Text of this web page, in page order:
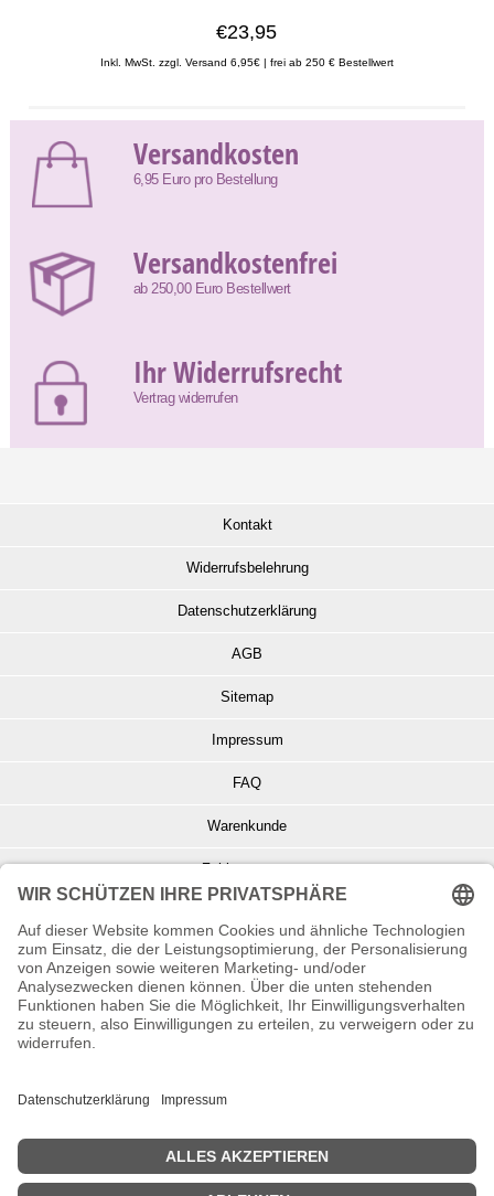
€23,95
Inkl. MwSt. zzgl. Versand 6,95€ | frei ab 250 € Bestellwert
Versandkosten
6,95 Euro pro Bestellung
Versandkostenfrei
ab 250,00 Euro Bestellwert
Ihr Widerrufsrecht
Vertrag widerrufen
Kontakt
Widerrufsbelehrung
Datenschutzerklärung
AGB
Sitemap
Impressum
FAQ
Warenkunde
Zahlungsarten
Info zu Elektro- u. Elektronikgeräten
Batterieentsorgung
Informationen zur Echtheit von Kundenbewertungen